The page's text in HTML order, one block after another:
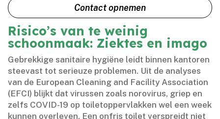
Contact opnemen
Risico’s van te weinig
schoonmaak: Ziektes en imago
Gebrekkige sanitaire hygiëne leidt binnen kantoren
steevast tot serieuze problemen.​ Uit de analyses
van de European Cleaning and Facility Association
(EFCI) blijkt dat virussen zoals norovirus, griep en
zelfs COVID-19 op toiletoppervlakken wel een week
kunnen overleven.​ Een onfris toilet verspreidt niet